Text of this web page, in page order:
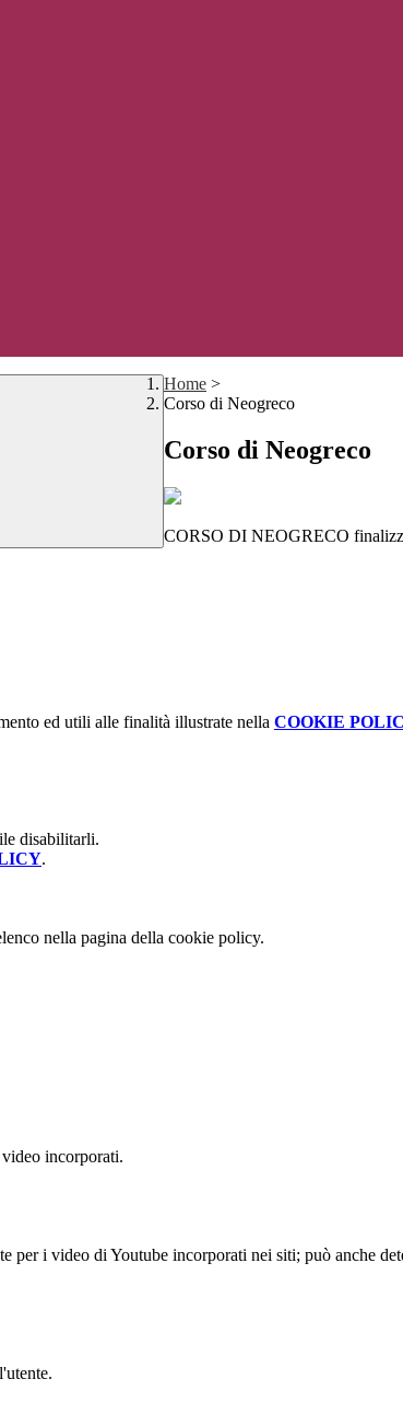
Home >
Corso di Neogreco
Corso di Neogreco
CORSO DI NEOGRECO
ed utili alle finalità illustrate nella COOKIE
disabilitarli.
.
nella pagina della cookie policy.
incorporati.
per i video di Youtube incorporati nei siti; può anche